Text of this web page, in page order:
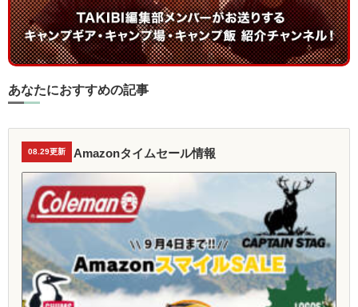
あなたにおすすめの記事
08.29更新 Amazonタイムセール情報